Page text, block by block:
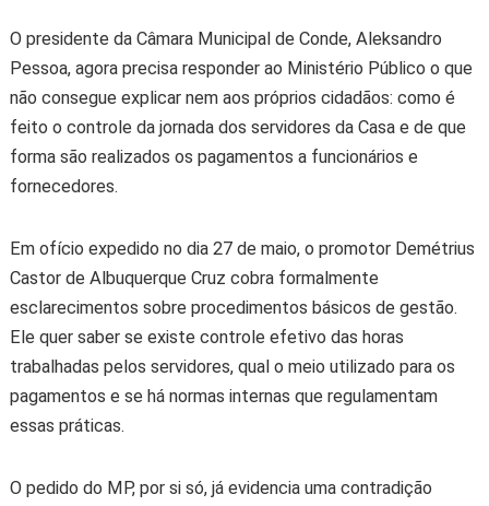
O presidente da Câmara Municipal de Conde, Aleksandro
Pessoa, agora precisa responder ao Ministério Público o que
não consegue explicar nem aos próprios cidadãos: como é
feito o controle da jornada dos servidores da Casa e de que
forma são realizados os pagamentos a funcionários e
fornecedores.
Em ofício expedido no dia 27 de maio, o promotor Demétrius
Castor de Albuquerque Cruz cobra formalmente
esclarecimentos sobre procedimentos básicos de gestão.
Ele quer saber se existe controle efetivo das horas
trabalhadas pelos servidores, qual o meio utilizado para os
pagamentos e se há normas internas que regulamentam
essas práticas.
O pedido do MP, por si só, já evidencia uma contradição